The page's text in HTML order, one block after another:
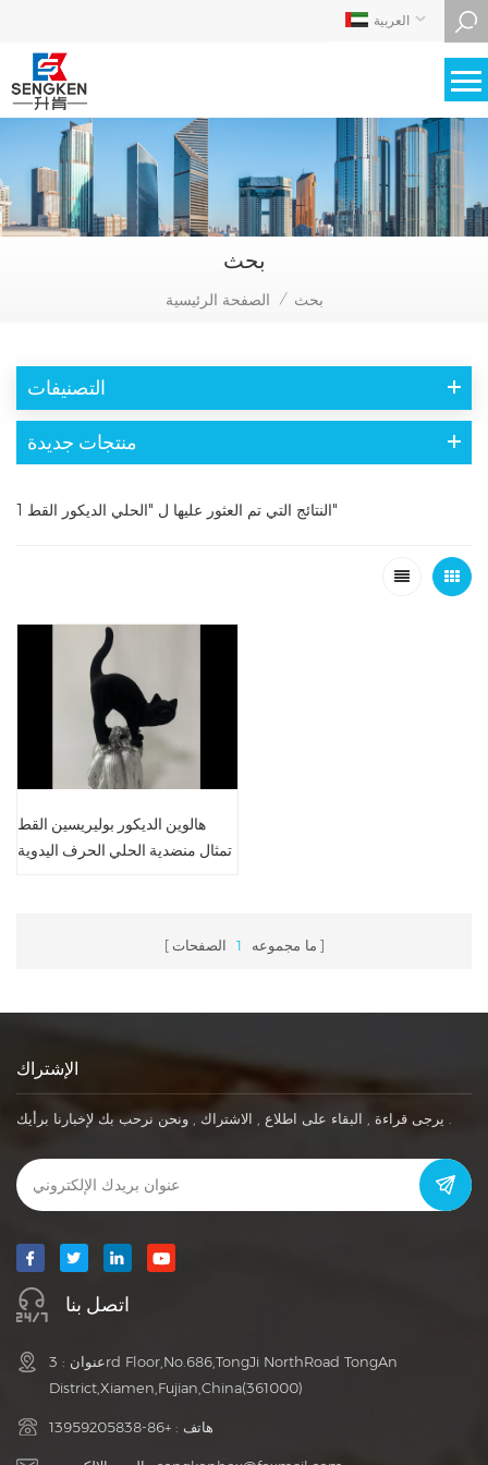
العربية
بحث
الصفحة الرئيسية / بحث
التصنيفات
منتجات جديدة
1 النتائج التي تم العثور عليها ل "الحلي الديكور القط"
هالوين الديكور بوليريسين القط
تمثال منضدية الحلي الحرف اليدوية
ما مجموعه 1 الصفحات
الإشتراك
اتصل بنا
عنوان : 3rd Floor,No.686,TongJi NorthRoad TongAn
District,Xiamen,Fujian,China(361000)
هاتف : +86-13959205838